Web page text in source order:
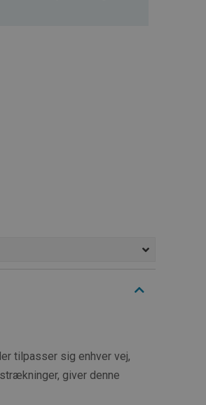
tilpasser sig enhver vej,
giver denne